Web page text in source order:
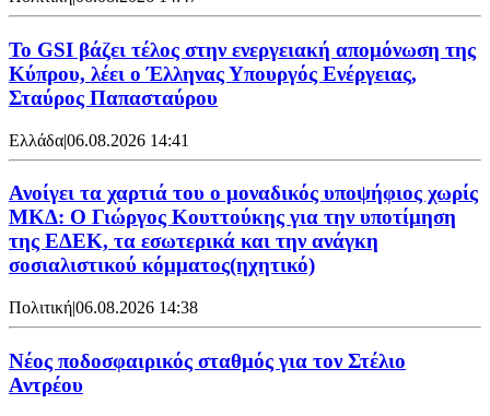
Το GSI βάζει τέλος στην ενεργειακή απομόνωση της
Κύπρου, λέει ο Έλληνας Υπουργός Ενέργειας,
Σταύρος Παπασταύρου
Ελλάδα|06.08.2026 14:41
Ανοίγει τα χαρτιά του ο μοναδικός υποψήφιος χωρίς
ΜΚΔ: Ο Γιώργος Κουττούκης για την υποτίμηση
της ΕΔΕΚ, τα εσωτερικά και την ανάγκη
σοσιαλιστικού κόμματος(ηχητικό)
Πολιτική|06.08.2026 14:38
Νέος ποδοσφαιρικός σταθμός για τον Στέλιο
Αντρέου